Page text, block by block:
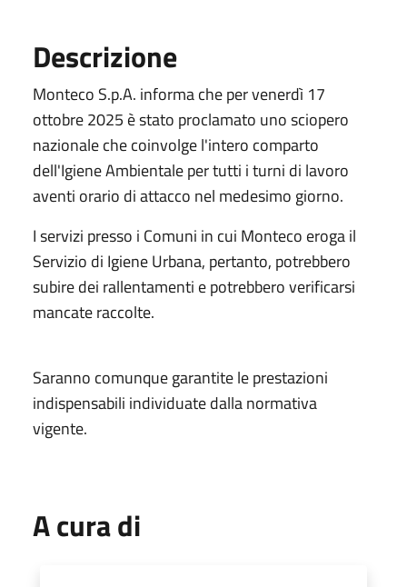
Descrizione
Monteco S.p.A. informa che per venerdì 17
ottobre 2025 è stato proclamato uno sciopero
nazionale che coinvolge l'intero comparto
dell'Igiene Ambientale per tutti i turni di lavoro
aventi orario di attacco nel medesimo giorno.
I servizi presso i Comuni in cui Monteco eroga il
Servizio di Igiene Urbana, pertanto, potrebbero
subire dei rallentamenti e potrebbero verificarsi
mancate raccolte.
Saranno comunque garantite le prestazioni
indispensabili individuate dalla normativa
vigente.
A cura di